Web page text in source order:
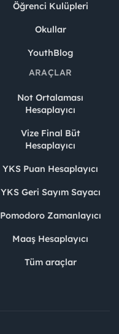
Öğrenci Kulüpleri
Okullar
YouthBlog
ARAÇLAR
Not Ortalaması
Hesaplayıcı
Vize Final Büt
Hesaplayıcı
YKS Puan Hesaplayıcı
YKS Geri Sayım Sayacı
Pomodoro Zamanlayıcı
Maaş Hesaplayıcı
Tüm araçlar